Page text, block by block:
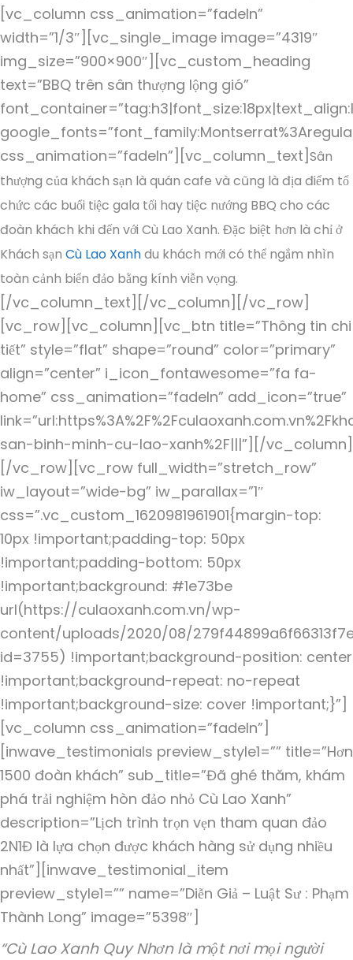
[vc_column css_animation=”fadeIn”
width=”1/3″][vc_single_image image=”4319″
img_size=”900×900″][vc_custom_heading
text=”BBQ trên sân thượng lộng gió”
css_animation=”fadeIn”][vc_column_text]Sân
thượng của khách sạn là quán cafe và cũng là địa điểm tổ
chức các buổi tiệc gala tối hay tiệc nướng BBQ cho các
đoàn khách khi đến với Cù Lao Xanh. Đặc biệt hơn là chỉ ở
Khách sạn Cù Lao Xanhdu khách mới có thể ngắm nhìn
toàn cảnh biển đảo bằng kính viễn vọng.
[/vc_column_text][/vc_column][/vc_row]
[vc_row][vc_column][vc_btn title=”Thông tin chi
tiết” style=”flat” shape=”round” color=”primary”
align=”center” i_icon_fontawesome=”fa fa-
home” css_animation=”fadeIn” add_icon=”true”
san-binh-minh-cu-lao-xanh%2F|||”][/vc_column]
[/vc_row][vc_row full_width=”stretch_row”
iw_layout=”wide-bg” iw_parallax=”1″
css=”.vc_custom_1620981961901{margin-top:
10px !important;padding-top: 50px
!important;padding-bottom: 50px
!important;background: #1e73be
url(https://culaoxanh.com.vn/wp-
content/uploads/2020/08/
id=3755) !important;background-position: center
!important;background-repeat: no-repeat
!important;background-size: cover !important;}”]
[vc_column css_animation=”fadeIn”]
[inwave_testimonials preview_style1=”” title=”Hơn
1500 đoàn khách” sub_title=”Đã ghé thăm, khám
phá trải nghiệm hòn đảo nhỏ Cù Lao Xanh”
description=”Lịch trình trọn vẹn tham quan đảo
2N1Đ là lựa chọn được khách hàng sử dụng nhiều
nhất”][inwave_testimonial_item
preview_style1=”” name=”Diễn Giả – Luật Sư : Phạm
Thành Long” image=”5398″]
“Cù Lao Xanh Quy Nhơn là một nơi mọi người